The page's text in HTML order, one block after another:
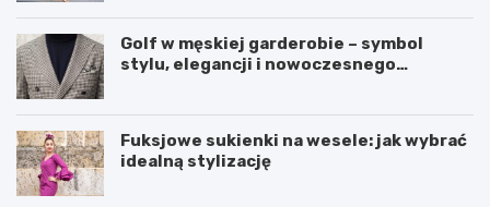
Golf w męskiej garderobie – symbol
stylu, elegancji i nowoczesnego
Fuksjowe sukienki na wesele: jak wybrać
idealną stylizację
P
Z